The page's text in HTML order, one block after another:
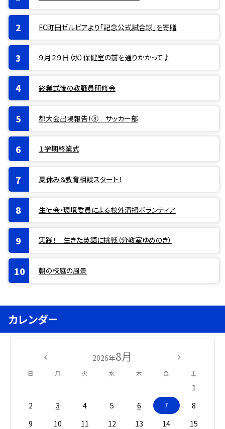
FC町田ゼルビアより「記念公式試合球」を寄贈
９月２９日（水）保健室の前を通りかかって♪
終業式後の教職員研修会
都大会出場報告！③ サッカー部
１学期終業式
夏休み＆教育相談スタート！
生徒会・環境委員による校外清掃ボランティア
実践！ 生きた英語に挑戦（分教室ゆめのき）
朝の校庭の風景
カレンダー
2026年8月
日 月 火 水 木 金 土
1
2
3 4 5 6 7
8
9
10 11 12 13 14
15